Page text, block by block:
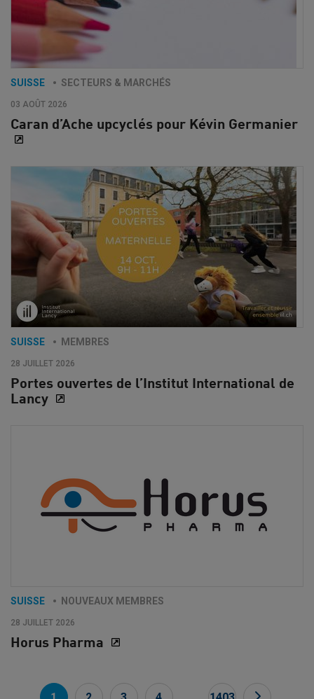
SUISSE SECTEURS & MARCHÉS
03 AOÛT 2026
Caran d’Ache upcyclés pour Kévin Germanier
SUISSE MEMBRES
28 JUILLET 2026
Portes ouvertes de l’Institut International de
Lancy
SUISSE NOUVEAUX MEMBRES
28 JUILLET 2026
Horus Pharma